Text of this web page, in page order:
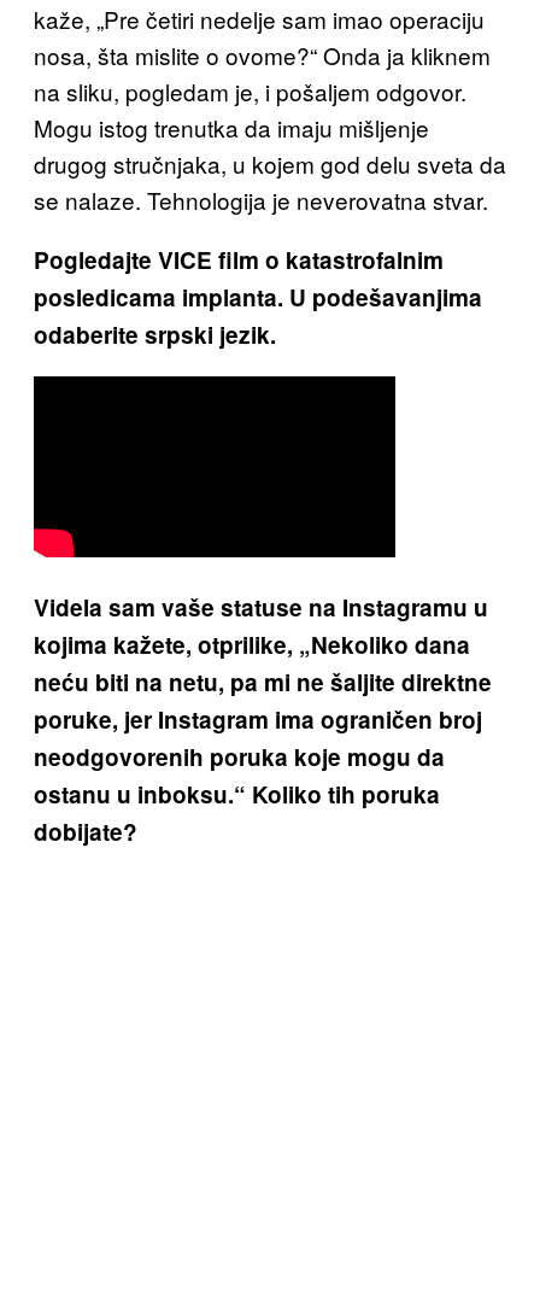
kaže, „Pre četiri nedelje sam imao operaciju
nosa, šta mislite o ovome?“ Onda ja kliknem
na sliku, pogledam je, i pošaljem odgovor.
Mogu istog trenutka da imaju mišljenje
drugog stručnjaka, u kojem god delu sveta da
se nalaze. Tehnologija je neverovatna stvar.
Pogledajte VICE film o katastrofalnim
posledicama implanta. U podešavanjima
odaberite srpski jezik.
Videla sam vaše statuse na Instagramu u
kojima kažete, otprilike, „Nekoliko dana
neću biti na netu, pa mi ne šaljite direktne
poruke, jer Instagram ima ograničen broj
neodgovorenih poruka koje mogu da
ostanu u inboksu.“ Koliko tih poruka
dobijate?